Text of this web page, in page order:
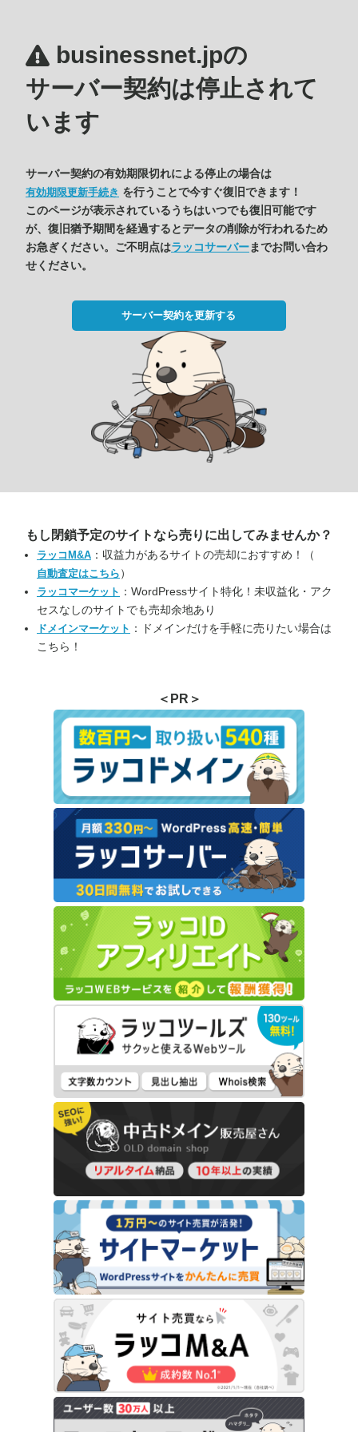
businessnet.jpの
サーバー契約は停止されて
います
サーバー契約の有効期限切れによる停止の場合は
有効期限更新手続き を行うことで今すぐ復旧できます！
このページが表示されているうちはいつでも復旧可能です
が、復旧猶予期間を経過するとデータの削除が行われるため
お急ぎください。ご不明点はラッコサーバーまでお問い合わ
せください。
サーバー契約を更新する
もし閉鎖予定のサイトなら売りに出してみませんか？
ラッコM&A ：収益力があるサイトの売却におすすめ！（
自動査定はこちら ）
ラッコマーケット ：WordPressサイト特化！未収益化・アク
セスなしのサイトでも売却余地あり
ドメインマーケット ：ドメインだけを手軽に売りたい場合は
こちら！
＜PR＞